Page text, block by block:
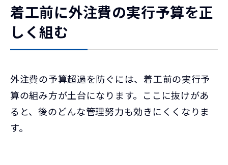
着工前に外注費の実行予算を正
しく組む
外注費の予算超過を防ぐには、着工前の実行予
算の組み方が土台になります。ここに抜けがあ
ると、後のどんな管理努力も効きにくくなりま
す。